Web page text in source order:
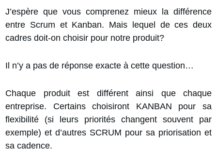
J’espère que vous comprenez mieux la différence
entre Scrum et Kanban. Mais lequel de ces deux
cadres doit-on choisir pour notre produit?
Il n’y a pas de réponse exacte à cette question…
Chaque produit est différent ainsi que chaque
entreprise. Certains choisiront KANBAN pour sa
flexibilité (si leurs priorités changent souvent par
exemple) et d’autres SCRUM pour sa priorisation et
sa cadence.